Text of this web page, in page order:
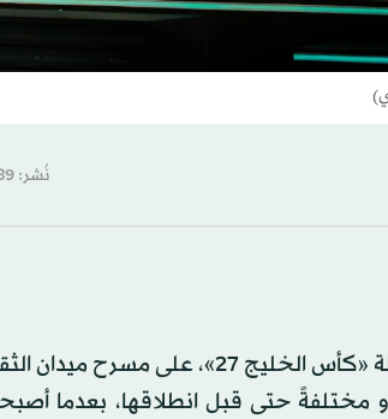
نُشر: 15:39-19 مايو 2026 م ـ 03 ذو الحِجّة 1447 هـ
أُجريت، اليوم (الثلاثاء)، في جدة مراسم قرعة
مختلفةً حتى قبل انطلاقها، بعدما